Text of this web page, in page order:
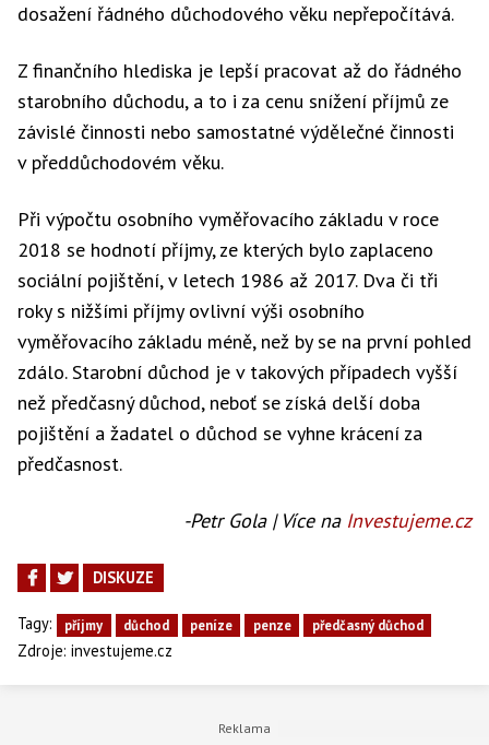
dosažení řádného důchodového věku nepřepočítává.
Z finančního hlediska je lepší pracovat až do řádného
starobního důchodu, a to i za cenu snížení příjmů ze
závislé činnosti nebo samostatné výdělečné činnosti
v předdůchodovém věku.
Při výpočtu osobního vyměřovacího základu v roce
2018 se hodnotí příjmy, ze kterých bylo zaplaceno
sociální pojištění, v letech 1986 až 2017. Dva či tři
roky s nižšími příjmy ovlivní výši osobního
vyměřovacího základu méně, než by se na první pohled
zdálo. Starobní důchod je v takových případech vyšší
než předčasný důchod, neboť se získá delší doba
pojištění a žadatel o důchod se vyhne krácení za
předčasnost.
-Petr Gola | Více na Investujeme.cz
DISKUZE
Tagy: příjmy důchod peníze penze předčasný důchod
Zdroje: investujeme.cz